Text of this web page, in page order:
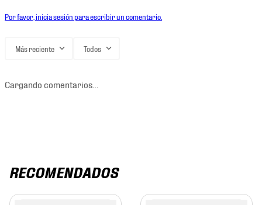
Por favor, inicia sesión para escribir un comentario.
Más reciente Todos
Cargando comentarios…
RECOMENDADOS